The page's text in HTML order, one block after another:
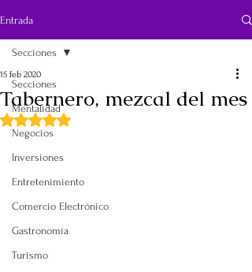
Entrada
Secciones
Mentalidad
Negocios
Inversiones
Entretenimiento
Comercio Electrónico
Gastronomía
Turismo
Secciones
Tabernero, mezcal del mes
15 feb 2020
Obtuvo NaN de 5 estrellas.